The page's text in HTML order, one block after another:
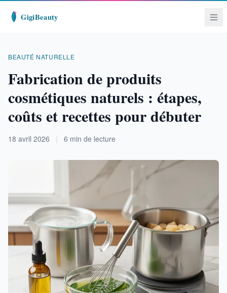
BEAUTÉ NATURELLE
Fabrication de produits
cosmétiques naturels : étapes,
coûts et recettes pour débuter
18 avril 2026 | 6 min de lecture